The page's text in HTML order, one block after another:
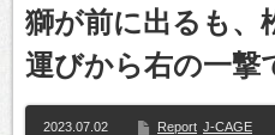
獅が前に出るも、
運びから右の一撃
2023.07.02 Report J-CAGE